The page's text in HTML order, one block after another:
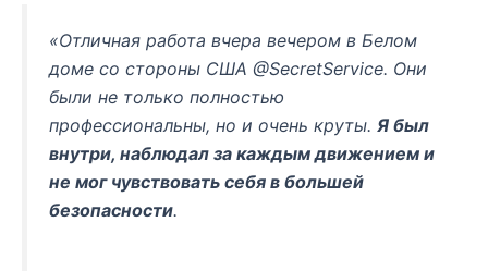
«Отличная работа вчера вечером в Белом
доме со стороны США @SecretService. Они
были не только полностью
профессиональны, но и очень круты. Я был
внутри, наблюдал за каждым движением и
не мог чувствовать себя в большей
безопасности.